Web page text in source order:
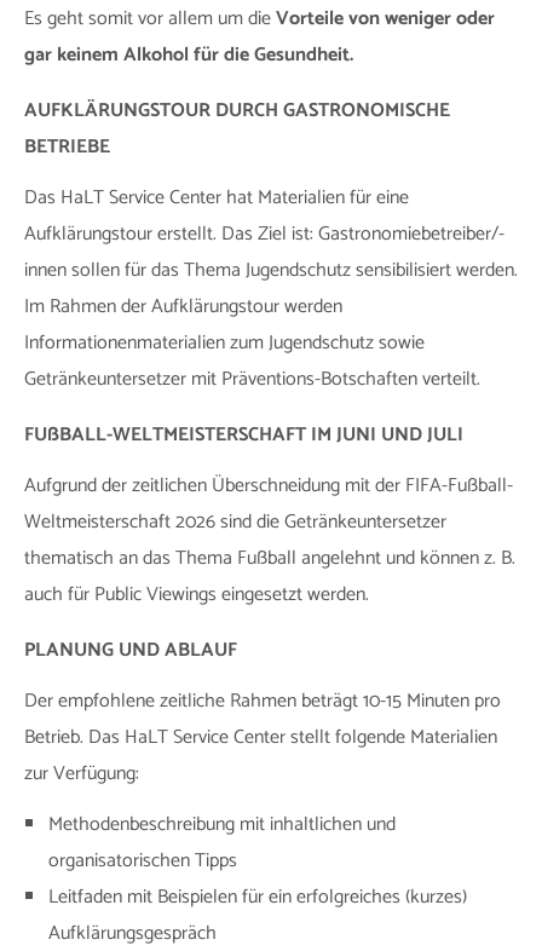
Es geht somit vor allem um dieVorteile von weniger oder
gar keinem Alkohol für die Gesundheit.
AUFKLÄRUNGSTOUR DURCH GASTRONOMISCHE
BETRIEBE
Das HaLT Service Center hat Materialien für eine
Aufklärungstour erstellt. Das Ziel ist: Gastronomiebetreiber/-
innen sollen für das Thema Jugendschutz sensibilisiert werden.
Im Rahmen der Aufklärungstour werden
Informationenmaterialien zum Jugendschutz sowie
Getränkeuntersetzer mit Präventions-Botschaften verteilt.
FUßBALL-WELTMEISTERSCHAFT IM JUNI UND JULI
Aufgrund der zeitlichen Überschneidung mit der FIFA-Fußball-
Weltmeisterschaft 2026 sind die Getränkeuntersetzer
thematisch an das Thema Fußball angelehnt und können z. B.
auch für Public Viewings eingesetzt werden.
PLANUNG UND ABLAUF
Der empfohlene zeitliche Rahmen beträgt 10-15 Minuten pro
Betrieb. Das HaLT Service Center stellt folgende Materialien
zur Verfügung:
Methodenbeschreibung mit inhaltlichen und
organisatorischen Tipps
Leitfaden mit Beispielen für ein erfolgreiches (kurzes)
Aufklärungsgespräch